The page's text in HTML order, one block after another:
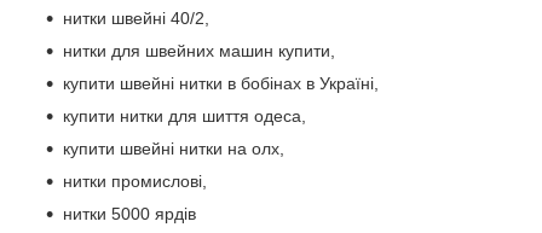
нитки швейні 40/2,
нитки для швейних машин купити,
купити швейні нитки в бобінах в Україні,
купити нитки для шиття одеса,
купити швейні нитки на олх,
нитки промислові,
нитки 5000 ярдів